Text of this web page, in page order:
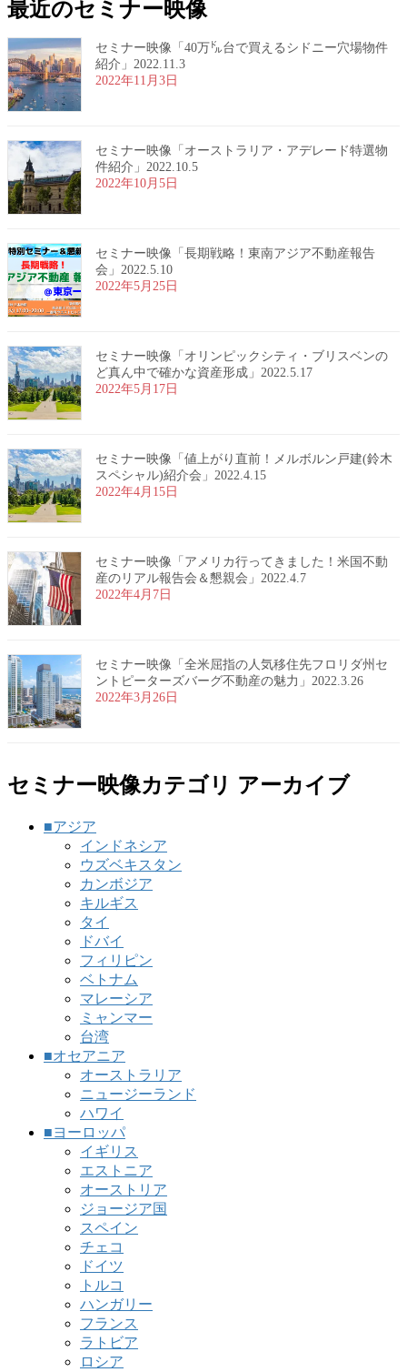
最近のセミナー映像
セミナー映像「40万㌦台で買えるシドニー穴場物件
紹介」2022.11.3
2022年11月3日
セミナー映像「オーストラリア・アデレード特選物
件紹介」2022.10.5
2022年10月5日
セミナー映像「長期戦略！東南アジア不動産報告
会」2022.5.10
2022年5月25日
セミナー映像「オリンピックシティ・ブリスベンの
ど真ん中で確かな資産形成」2022.5.17
2022年5月17日
セミナー映像「値上がり直前！メルボルン戸建(鈴木
スペシャル)紹介会」2022.4.15
2022年4月15日
セミナー映像「アメリカ行ってきました！米国不動
産のリアル報告会＆懇親会」2022.4.7
2022年4月7日
セミナー映像「全米屈指の人気移住先フロリダ州セ
ントピーターズバーグ不動産の魅力」2022.3.26
2022年3月26日
セミナー映像カテゴリ アーカイブ
■アジア
インドネシア
ウズベキスタン
カンボジア
キルギス
タイ
ドバイ
フィリピン
ベトナム
マレーシア
ミャンマー
台湾
■オセアニア
オーストラリア
ニュージーランド
ハワイ
■ヨーロッパ
イギリス
エストニア
オーストリア
ジョージア国
スペイン
チェコ
ドイツ
トルコ
ハンガリー
フランス
ラトビア
ロシア